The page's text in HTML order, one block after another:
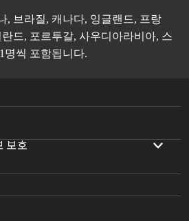
, 브라질, 캐나다, 잉글랜드, 프랑
드, 포르투갈, 사우디아라비아, 스
명씩 포함됩니다.
보호